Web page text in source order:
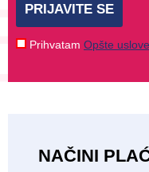
PRIJAVITE SE
Prihvatam Opšte
NAČINI